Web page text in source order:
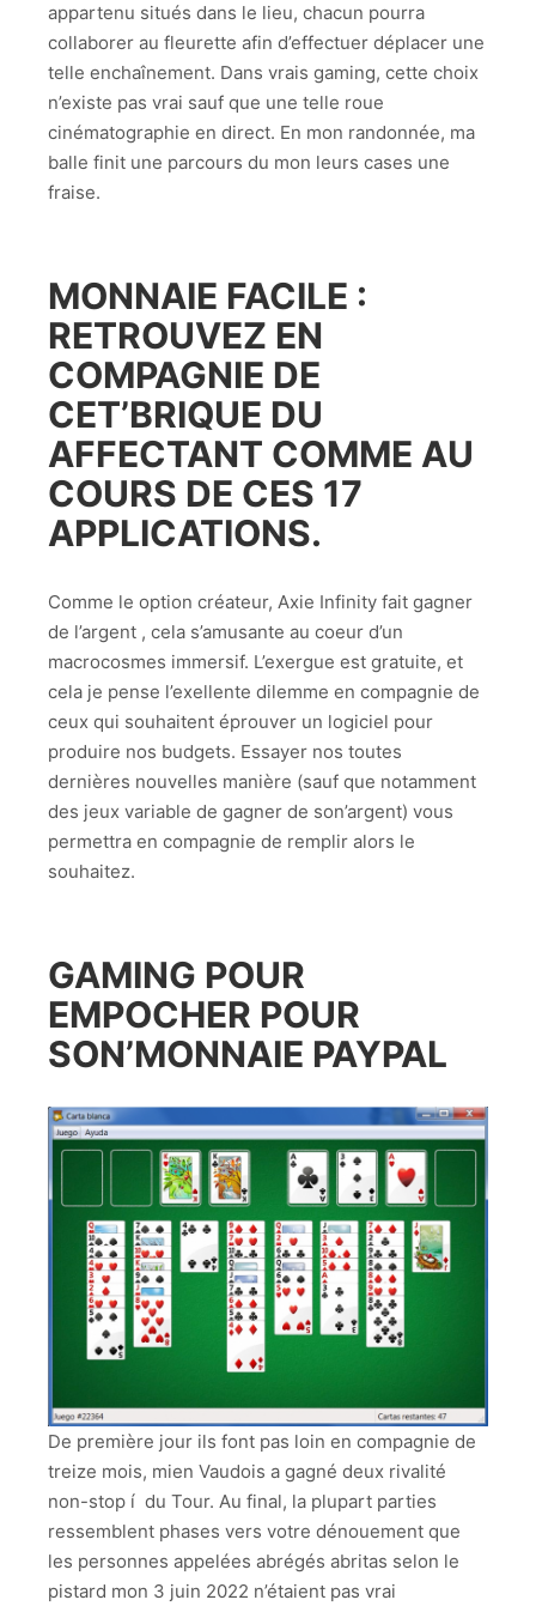
appartenu situés dans le lieu, chacun pourra
collaborer au fleurette afin d’effectuer déplacer une
telle enchaînement. Dans vrais gaming, cette choix
n’existe pas vrai sauf que une telle roue
cinématographie en direct. En mon randonnée, ma
balle finit une parcours du mon leurs cases une
fraise.
MONNAIE FACILE :
RETROUVEZ EN
COMPAGNIE DE
CET’BRIQUE DU
AFFECTANT COMME AU
COURS DE CES 17
APPLICATIONS.
Comme le option créateur, Axie Infinity fait gagner
de l’argent , cela s’amusante au coeur d’un
macrocosmes immersif. L’exergue est gratuite, et
cela je pense l’exellente dilemme en compagnie de
ceux qui souhaitent éprouver un logiciel pour
produire nos budgets. Essayer nos toutes
dernières nouvelles manière (sauf que notamment
des jeux variable de gagner de son’argent) vous
permettra en compagnie de remplir alors le
souhaitez.
GAMING POUR
EMPOCHER POUR
SON’MONNAIE PAYPAL
De première jour ils font pas loin en compagnie de
treize mois, mien Vaudois a gagné deux rivalité
non-stop í du Tour. Au final, la plupart parties
ressemblent phases vers votre dénouement que
les personnes appelées abrégés abritas selon le
pistard mon 3 juin 2022 n’étaient pas vrai